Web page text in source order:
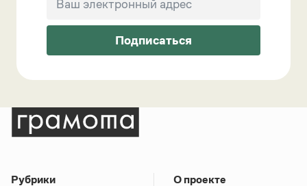
Подписаться
Рубрики О проекте